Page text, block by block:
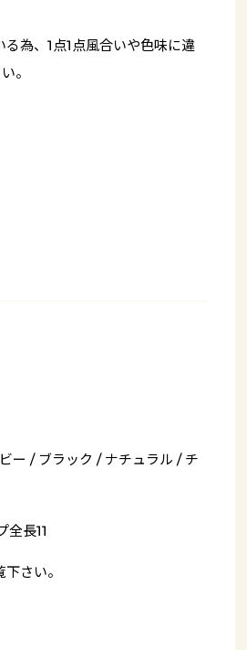
為、1点1点風合いや色味に違
。
ー / ブラック / ナチュラル / チ
全長11
さい。